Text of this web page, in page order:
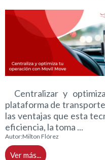
Centralizar y
plataforma de
las ventajas que esta
eficiencia, la toma ...
Autor:Milton Flórez
Ver más...